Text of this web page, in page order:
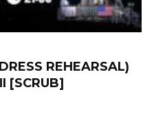
REHEARSAL)
[SCRUB]